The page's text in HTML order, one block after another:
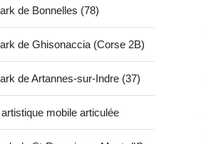
de Bonnelles (78)
de Ghisonaccia (Corse 2B)
de Artannes-sur-Indre (37)
mobile articulée